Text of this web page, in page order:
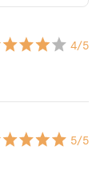
4/5
5/5